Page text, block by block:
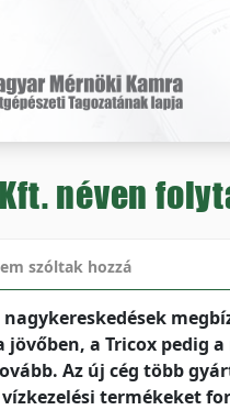
néven
szóltak hozzá
nagykereskedések
a Tricox pedig
Az új cég több
termékeket